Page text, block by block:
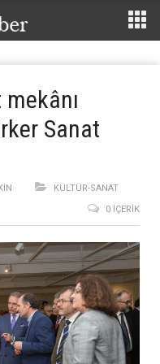
Sanat
KÜLTÜR-SANAT
0 İÇERIK